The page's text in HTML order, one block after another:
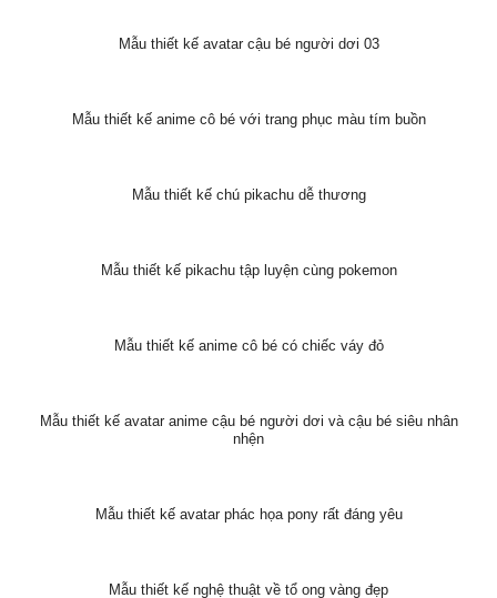
Mẫu thiết kế anime cô bé có mái tóc nâu dễ thương
Mẫu thiết kế avatar anime với mái tóc dựng đứng và nắm đấm thể